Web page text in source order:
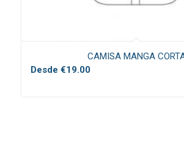
CAMISA MANGA
Desde €19.00